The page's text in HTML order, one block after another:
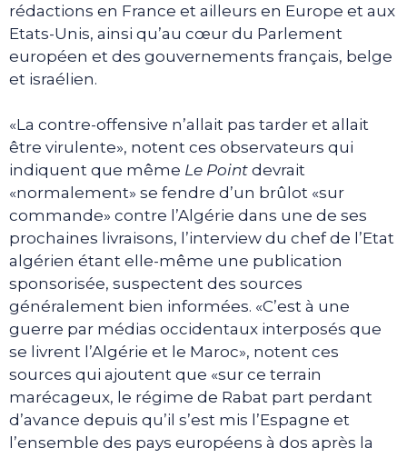
rédactions en France et ailleurs en Europe et aux
Etats-Unis, ainsi qu’au cœur du Parlement
européen et des gouvernements français, belge
et israélien.
«La contre-offensive n’allait pas tarder et allait
être virulente», notent ces observateurs qui
indiquent que même Le Point devrait
«normalement» se fendre d’un brûlot «sur
commande» contre l’Algérie dans une de ses
prochaines livraisons, l’interview du chef de l’Etat
algérien étant elle-même une publication
sponsorisée, suspectent des sources
généralement bien informées. «C’est à une
guerre par médias occidentaux interposés que
se livrent l’Algérie et le Maroc», notent ces
sources qui ajoutent que «sur ce terrain
marécageux, le régime de Rabat part perdant
d’avance depuis qu’il s’est mis l’Espagne et
l’ensemble des pays européens à dos après la